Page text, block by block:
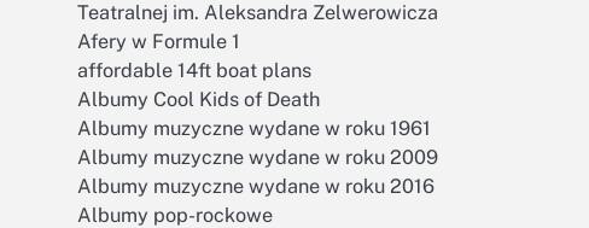
Teatralnej im. Aleksandra Zelwerowicza
Afery w Formule 1
affordable 14ft boat plans
Albumy Cool Kids of Death
Albumy muzyczne wydane w roku 1961
Albumy muzyczne wydane w roku 2009
Albumy muzyczne wydane w roku 2016
Albumy pop-rockowe